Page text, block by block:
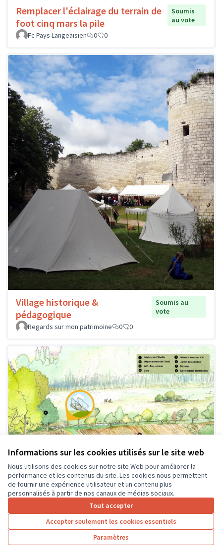
Informations sur les cookies utilisés sur le site web
Nous utilisons des cookies sur notre site Web pour améliorer la
performance et les contenus du site. Les cookies nous permettent
de fournir une expérience utilisateur et un contenu plus
personnalisés à partir de nos canaux de médias sociaux.
Tout accepter
Accepter seulement les cookies essentiels
Paramètres
Remplacer l'éclairage du terrain de
foot cinq mars la pile
Soumis
au vote
Fc Pays Langeaisien
0 0
Village historique &
pédagogique
Soumis au
vote
Regards sur mon patrimoine
0 0
Création d'une passerelle
Pageard
0 4